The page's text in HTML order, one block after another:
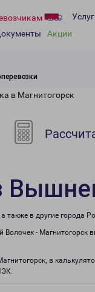
Акции
в Магнитогорск
также в другие города
- Магнитогорск
в